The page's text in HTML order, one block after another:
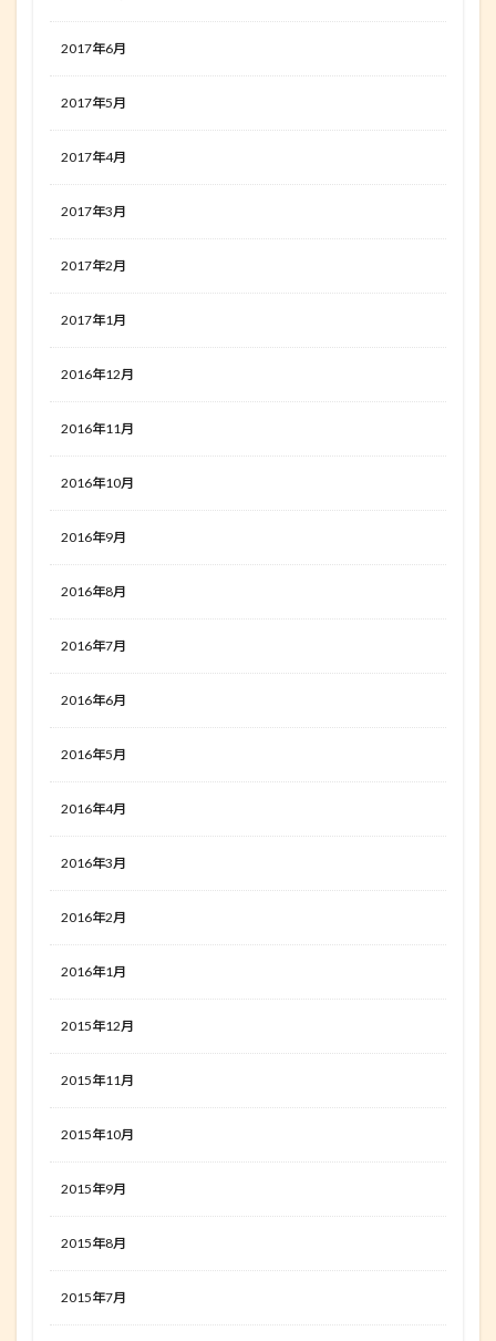
2017年6月
2017年5月
2017年4月
2017年3月
2017年2月
2017年1月
2016年12月
2016年11月
2016年10月
2016年9月
2016年8月
2016年7月
2016年6月
2016年5月
2016年4月
2016年3月
2016年2月
2016年1月
2015年12月
2015年11月
2015年10月
2015年9月
2015年8月
2015年7月